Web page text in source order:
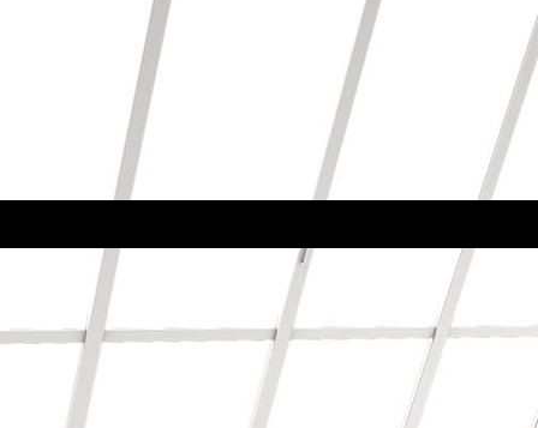
Individuelle Wohlfühlräume
me